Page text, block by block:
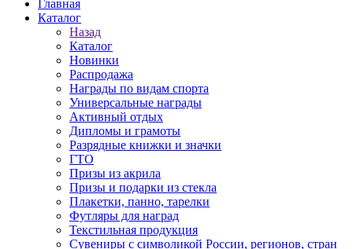
Главная
Каталог
Назад
Каталог
Новинки
Распродажа
Награды по видам спорта
Универсальные награды
Активный отдых
Дипломы и грамоты
Разрядные книжки и значки
ГТО
Призы из акрила
Призы и подарки из стекла
Плакетки, панно, тарелки
Футляры для наград
Текстильная продукция
Сувениры с символикой России, регионов, стран